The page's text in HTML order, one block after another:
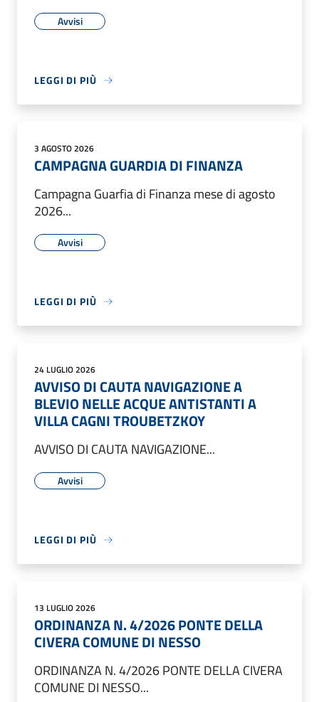
Avvisi
LEGGI DI PIÙ
3 AGOSTO 2026
CAMPAGNA GUARDIA DI FINANZA
Campagna Guarfia di Finanza mese di agosto
2026...
Avvisi
LEGGI DI PIÙ
24 LUGLIO 2026
AVVISO DI CAUTA NAVIGAZIONE A
BLEVIO NELLE ACQUE ANTISTANTI A
VILLA CAGNI TROUBETZKOY
AVVISO DI CAUTA NAVIGAZIONE...
Avvisi
LEGGI DI PIÙ
13 LUGLIO 2026
ORDINANZA N. 4/2026 PONTE DELLA
CIVERA COMUNE DI NESSO
ORDINANZA N. 4/2026 PONTE DELLA CIVERA
COMUNE DI NESSO...